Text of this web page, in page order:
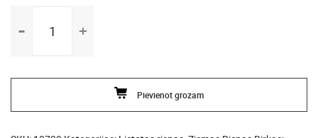
R17
Ulta
ice
suv
Pievienot grozam